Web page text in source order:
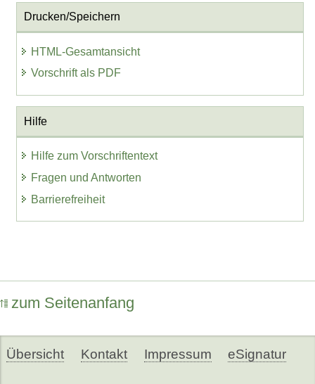
Drucken/Speichern
HTML-Gesamtansicht
Vorschrift als PDF
Hilfe
Hilfe zum Vorschriftentext
Fragen und Antworten
Barrierefreiheit
zum Seitenanfang
Übersicht Kontakt Impressum eSignatur